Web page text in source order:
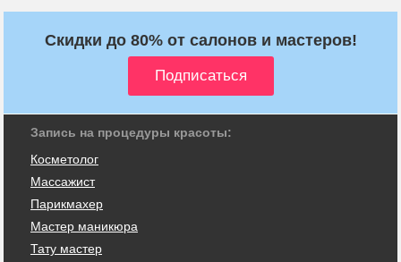
Скидки до 80% от салонов и мастеров!
Запись на процедуры красоты:
Косметолог
Массажист
Парикмахер
Мастер маникюра
Тату мастер